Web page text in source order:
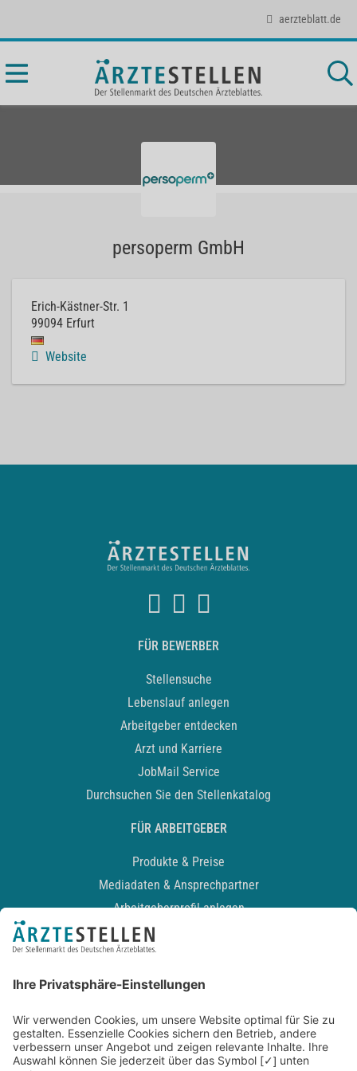
aerzteblatt.de
persoperm GmbH
Erich-Kästner-Str. 1
99094 Erfurt
Website
FÜR BEWERBER
Stellensuche
Lebenslauf anlegen
Arbeitgeber entdecken
Arzt und Karriere
JobMail Service
Durchsuchen Sie den Stellenkatalog
FÜR ARBEITGEBER
Produkte & Preise
Mediadaten & Ansprechpartner
Arbeitgeberprofil anlegen
Recruiting-Podcast
Kontakt
Datenschutz
Newsletter